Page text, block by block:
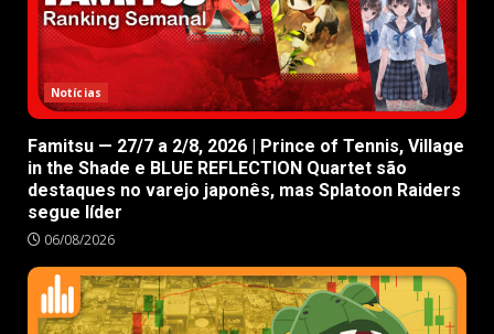
Notícias
Famitsu — 27/7 a 2/8, 2026 | Prince of Tennis, Village
in the Shade e BLUE REFLECTION Quartet são
destaques no varejo japonês, mas Splatoon Raiders
segue líder
06/08/2026